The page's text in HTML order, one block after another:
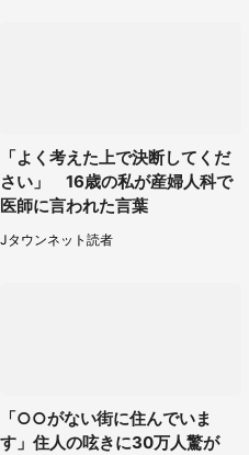
「よく考えた上で決断してくだ
さい」 16歳の私が産婦人科で
医師に言われた言葉
Jタウンネット読者
「○○がない街に住んでいま
す」住人の呟きに30万人驚が